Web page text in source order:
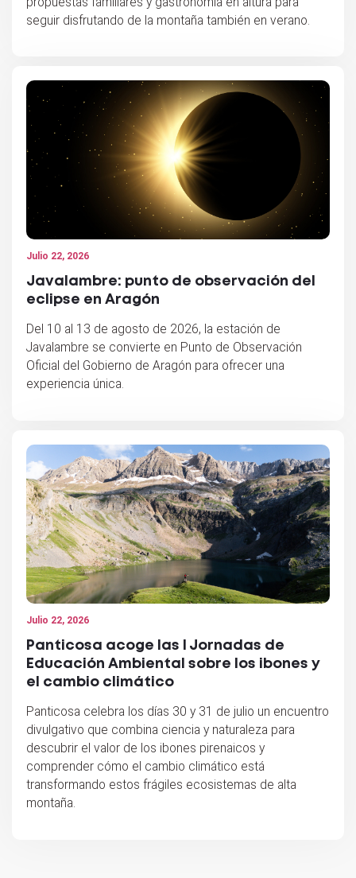
seguir disfrutando de la montaña también en verano.
Julio 22, 2026
Javalambre: punto de observación del
eclipse en Aragón
Del 10 al 13 de agosto de 2026, la estación de
Javalambre se convierte en Punto de Observación
Oficial del Gobierno de Aragón para ofrecer una
experiencia única.
Julio 22, 2026
Panticosa acoge las I Jornadas de
Educación Ambiental sobre los ibones y
el cambio climático
Panticosa celebra los días 30 y 31 de julio un encuentro
divulgativo que combina ciencia y naturaleza para
descubrir el valor de los ibones pirenaicos y
comprender cómo el cambio climático está
transformando estos frágiles ecosistemas de alta
montaña.